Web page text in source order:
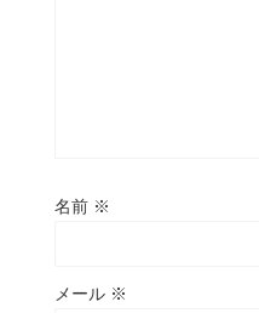
名前 ※
メール ※